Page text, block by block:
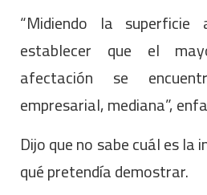
“Midiendo la superficie
establecer que el
afectación se
empresarial, mediana”,
Dijo que no sabe cuál es la
qué pretendía demostrar.